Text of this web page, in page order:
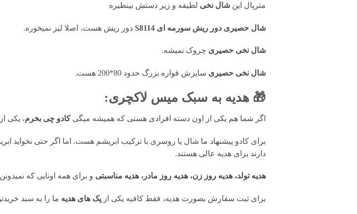
متریال این شال نخی لطیفه و زیر دستش بینظیره
شال حصیری دور ریش سورمه ای S8114 دور ریش هست، اصلا لیز نمیخوره.
شال نخی حصیری چروک نمیشه.
شال نخی حصیری سایزش قواره بزرگ حدود 80*200 هست.
🎁 هدیه به سبک میس لاکچری:
اگر شما هم یکی از اون دسته افرادی هستی که همیشه میگیکادو چی بخرم، یکی
برای کادو پیشنهاد ما شال یا روسری با ترکیب ابریشم هست. اما اگر حتی نخواید
دارند برای هدیه عالی هستند.
هدیه تولد، هدیه روز زن، هدیه روز مادر، هدیه مناسبتی و برای همه اونایی که نمیدونن
برای ثبت سفارش بصورت هدیه، فقط کافیه یکی از پک های هدیه ما را به سبد